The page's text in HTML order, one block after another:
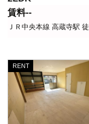
賃料--
ＪＲ中央本線 高蔵寺駅
RENT